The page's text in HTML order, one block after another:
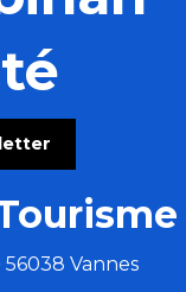
Vannes